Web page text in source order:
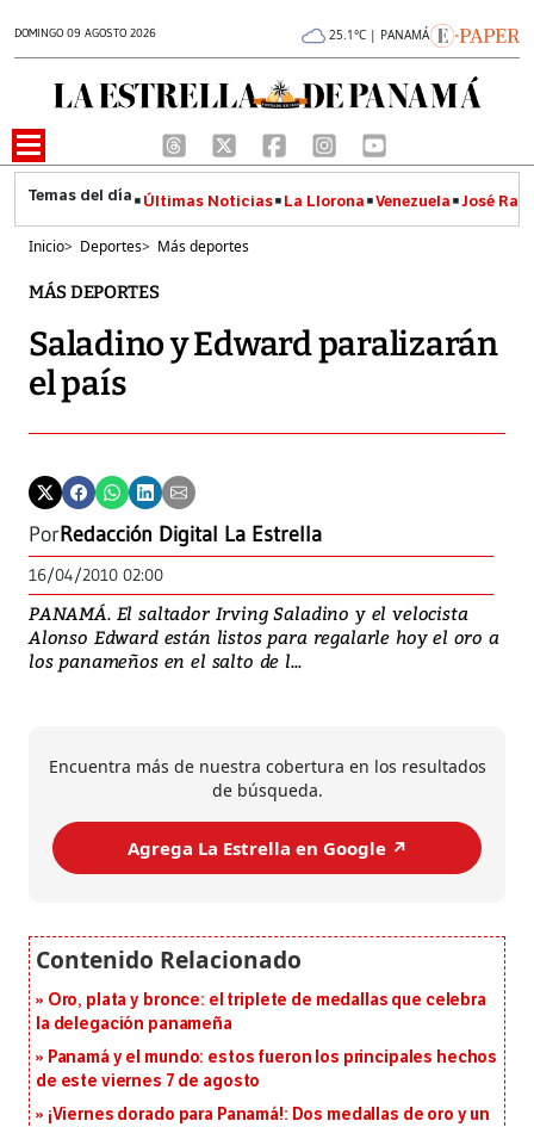
DOMINGO 09 AGOSTO 2026 25.1°C | PANAMÁ
Últimas Noticias La Llorona Venezuela José
Inicio> Deportes> Más deportes
MÁS DEPORTES
Saladino y Edward paralizarán
el país
PorRedacción Digital La Estrella
16/04/2010 02:00
PANAMÁ. El saltador Irving Saladino y el velocista
Alonso Edward están listos para regalarle hoy el oro a
los panameños en el salto de l...
Encuentra más de nuestra cobertura en los resultados
de búsqueda.
Agrega La Estrella en Google ↗️
Oro, plata y bronce: el triplete de medallas que celebra
la delegación panameña
Panamá y el mundo: estos fueron los principales hechos
de este viernes 7 de agosto
¡Viernes dorado para Panamá!: Dos medallas de oro y un